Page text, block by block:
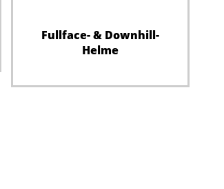
Fullface- & Downhill-
Helme